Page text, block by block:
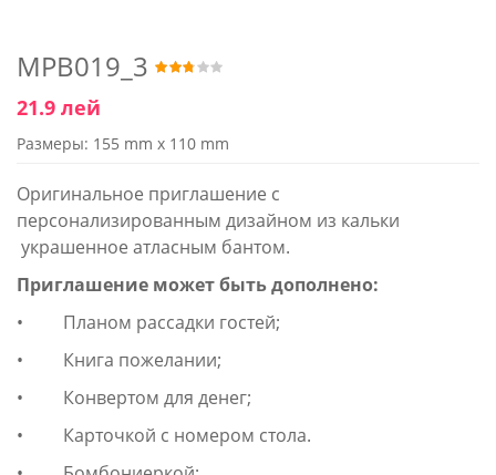
MPB019_3
21.9 лей
Размеры: 155 mm x 110 mm
Оригинальное приглашение с
персонализированным дизайном из кальки
украшенное атласным бантом.
Приглашение может быть дополнено:
• Планом рассадки гостей;
• Книга пожелании;
• Конвертом для денег;
• Карточкой с номером стола.